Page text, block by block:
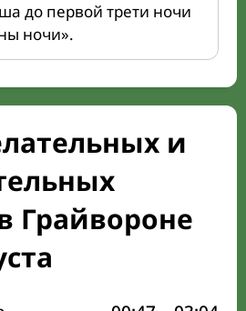
до первой трети ночи
ночи».
и
Грайвороне